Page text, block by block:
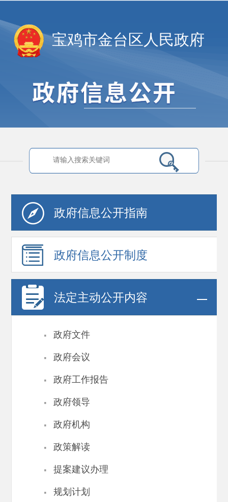
宝鸡市金台区人民政府
政府信息公开指南
政府信息公开制度
法定主动公开内容
· 政府文件
· 政府会议
· 政府工作报告
· 政府领导
· 政府机构
· 政策解读
· 提案建议办理
· 规划计划